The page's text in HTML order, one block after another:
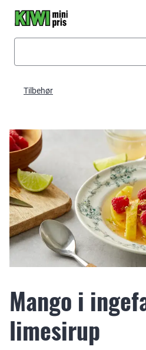
Tilbehør
Mango i
limesirup